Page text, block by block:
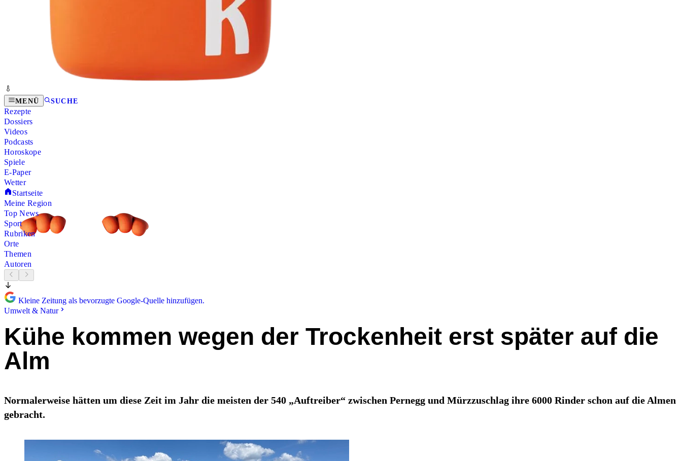
MENÜ SUCHE
Rezepte
Dossiers
Videos
Podcasts
Horoskope
Spiele
E-Paper
Wetter
Startseite
Meine Region
Top News
Sport
Rubriken
Orte
Themen
Autoren
Kleine Zeitung als bevorzugte Google-Quelle hinzufügen.
Umwelt & Natur
Kühe kommen wegen der Trockenheit erst später auf die
Alm
Normalerweise hätten um diese Zeit im Jahr die meisten der 540 „Auftreiber“ zwischen Pernegg und Mürzzuschlag ihre 6000 Rinder schon auf die Almen
gebracht.